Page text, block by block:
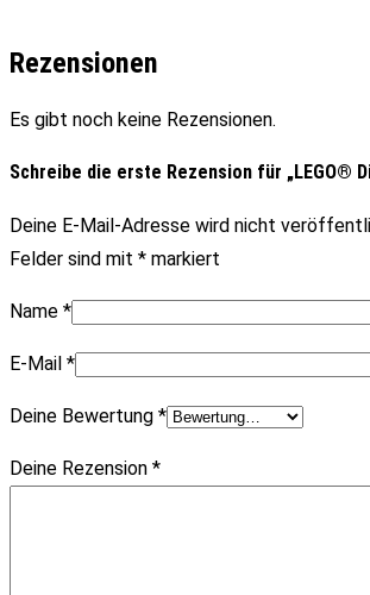
Rezensionen
Es gibt noch keine Rezensionen.
Schreibe die erste Rezension für „LEGO®
Deine E-Mail-Adresse wird nicht
Felder sind mit * markiert
Name *
E-Mail *
Deine Bewertung *
Deine Rezension *